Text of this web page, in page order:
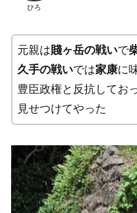
ひろ
元親は賤ヶ岳の戦いで
久手の戦いでは家康に
豊臣政権と反抗してお
見せつけてやった